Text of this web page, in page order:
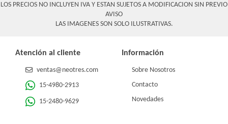
LOS PRECIOS NO INCLUYEN IVA Y ESTAN SUJETOS A MODIFICACION SIN PREVIO
AVISO
LAS IMAGENES SON SOLO ILUSTRATIVAS.
Atención al cliente
ventas@neotres.com
15-4980-2913
15-2480-9629
Información
Sobre Nosotros
Contacto
Novedades